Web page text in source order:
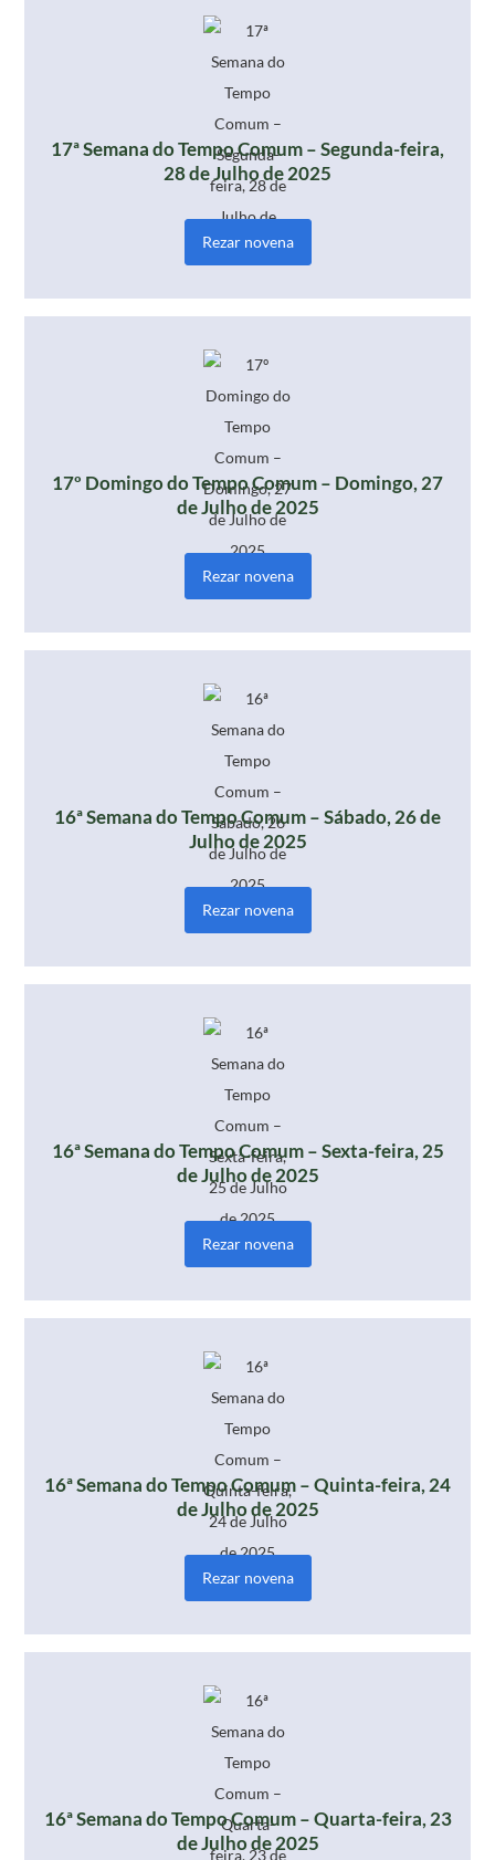
17ª Semana do Tempo Comum – Segunda-feira,
28 de Julho de 2025
Rezar novena
17º Domingo do Tempo Comum – Domingo, 27
de Julho de 2025
Rezar novena
16ª Semana do Tempo Comum – Sábado, 26 de
Julho de 2025
Rezar novena
16ª Semana do Tempo Comum – Sexta-feira, 25
de Julho de 2025
Rezar novena
16ª Semana do Tempo Comum – Quinta-feira, 24
de Julho de 2025
Rezar novena
16ª Semana do Tempo Comum – Quarta-feira, 23
de Julho de 2025